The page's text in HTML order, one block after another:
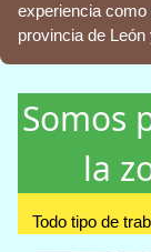
experiencia como
provincia de
Somos
la
Todo tipo de